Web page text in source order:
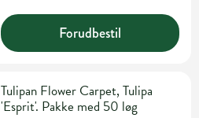
Forudbestil
Tulipan Flower Carpet, Tulipa
'Esprit'. Pakke med 50 løg